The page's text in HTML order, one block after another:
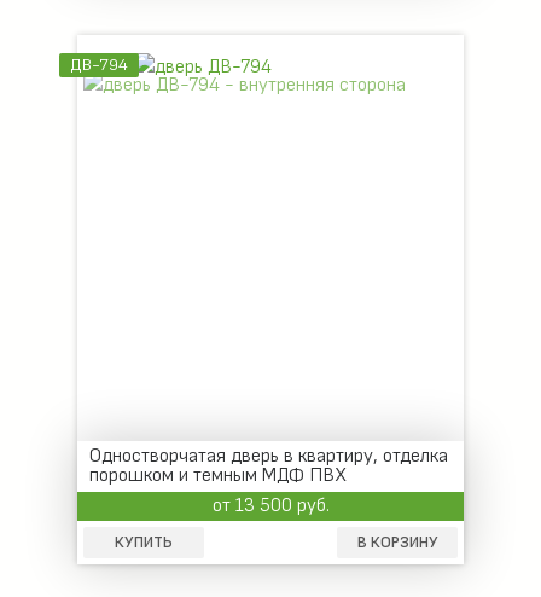
ДВ-794
Одностворчатая дверь в квартиру, отделка
порошком и темным МДФ ПВХ
от 13 500 руб.
КУПИТЬ В КОРЗИНУ